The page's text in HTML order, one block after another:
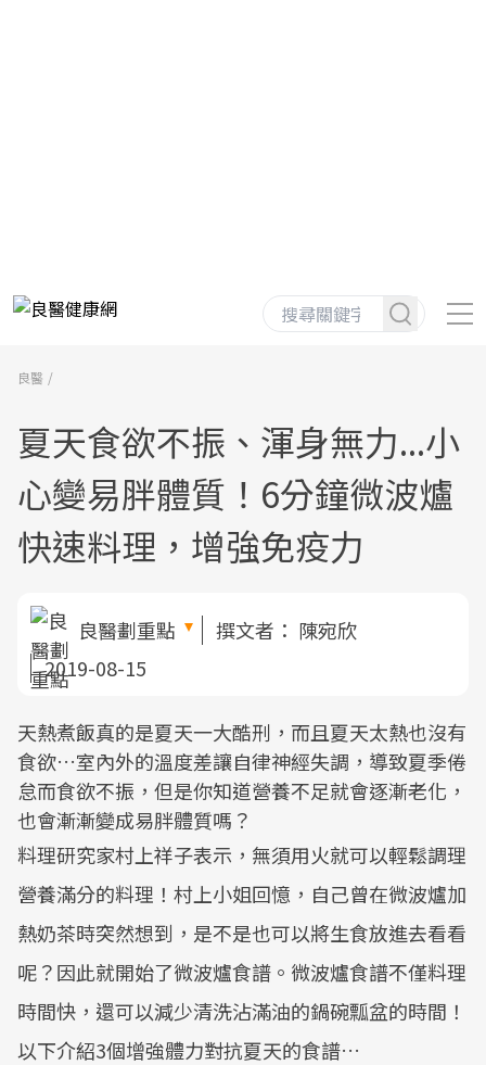
良醫
夏天食欲不振、渾身無力...小
心變易胖體質！6分鐘微波爐
快速料理，增強免疫力
良醫劃重點 撰文者： 陳宛欣
2019-08-15
天熱煮飯真的是夏天一大酷刑，而且夏天太熱也沒有
食欲…室內外的溫度差讓自律神經失調，導致夏季倦
怠而食欲不振，但是你知道營養不足就會逐漸老化，
也會漸漸變成易胖體質嗎？
料理研究家村上祥子表示，無須用火就可以輕鬆調理
營養滿分的料理！村上小姐回憶，自己曾在微波爐加
熱奶茶時突然想到，是不是也可以將生食放進去看看
呢？因此就開始了微波爐食譜。微波爐食譜不僅料理
時間快，還可以減少清洗沾滿油的鍋碗瓢盆的時間！
以下介紹3個增強體力對抗夏天的食譜…